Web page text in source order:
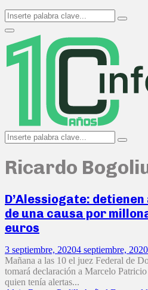
Search
for:
Search
Primary
Menu
Search
for:
Search
Ricardo
D’Alessiogate:
de una causa por
euros
3 septiembre, 20204 septiembre, 2020
Mañana a las 10 el juez Federal de
tomará declaración a Marcelo
quien tenía alertas...